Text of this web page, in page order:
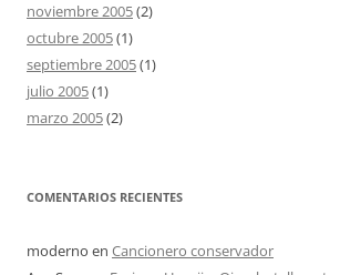
noviembre 2005(2)
octubre 2005(1)
septiembre 2005(1)
julio 2005(1)
marzo 2005(2)
COMENTARIOS RECIENTES
moderno en Cancionero conservador